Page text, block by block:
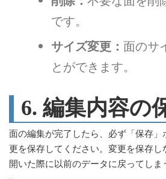
です。
サイズ変更： 面のサ
とができます。
6. 編集内容の
面の編集が完了したら、必ず「保存
更を保存してください。変更を保存
開いた際に以前のデータに戻ってしま